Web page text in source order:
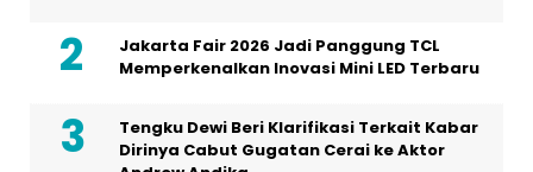
Jakarta Fair 2026 Jadi Panggung TCL
Memperkenalkan Inovasi Mini LED Terbaru
Tengku Dewi Beri Klarifikasi Terkait Kabar
Dirinya Cabut Gugatan Cerai ke Aktor